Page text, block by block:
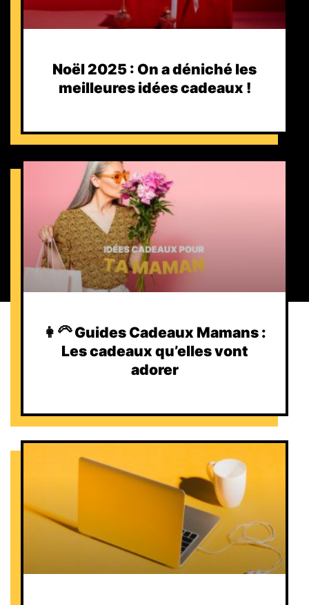
Noël 2025 : On a déniché les
meilleures idées cadeaux !
👩‍🦳 Guides Cadeaux Mamans :
Les cadeaux qu’elles vont
adorer